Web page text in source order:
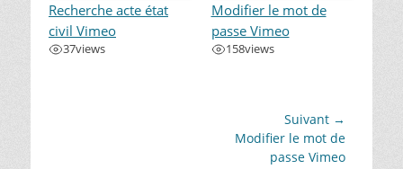
Recherche acte état
civil Vimeo
37views
Modifier le mot de
passe Vimeo
158views
Suivant →
ArticleModifier le mot de
passe Vimeo